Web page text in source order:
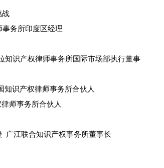
战
务所印度区经理
知识产权律师事务所国际市场部执行董事
识产权律师事务所合伙人
师事务所合伙人
广江联合知识产权事务所董事长